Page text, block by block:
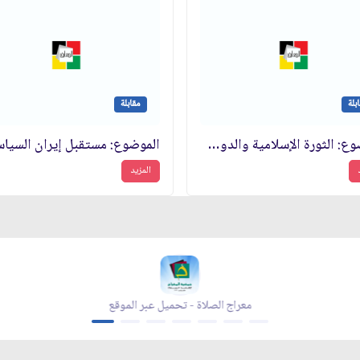
الموضوع: الثورة الإسلامية والدول الكبرى والكيان الصهيوني‏
مقابلة
المزيد
معراج الصلاة - تحميل عبر الموقع